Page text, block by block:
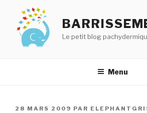
contenu
principal
Le petit blog
Menu
PUBLIÉ
28 MARS 2009 PAR